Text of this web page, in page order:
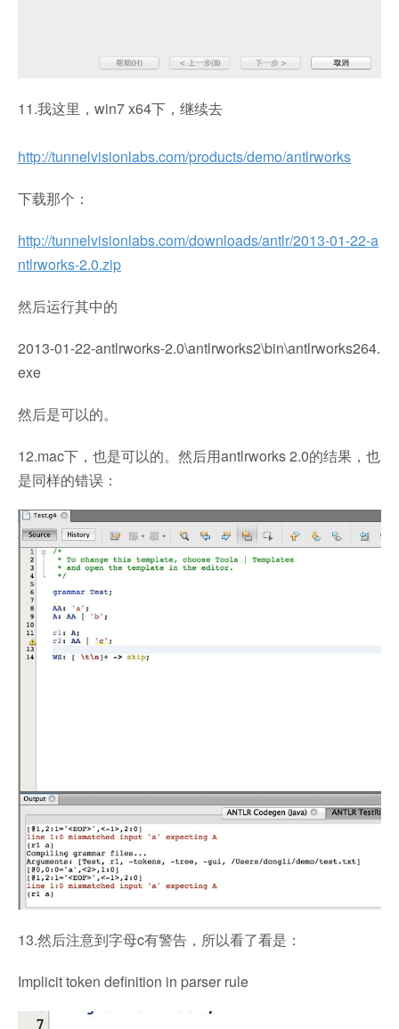
11.我这里，win7 x64下，继续去
http://tunnelvisionlabs.com/products/demo/antlrworks
下载那个：
http://tunnelvisionlabs.com/downloads/antlr/2013-01-22-a
ntlrworks-2.0.zip
然后运行其中的
2013-01-22-antlrworks-2.0\antlrworks2\bin\antlrworks264.
exe
然后是可以的。
12.mac下，也是可以的。然后用antlrworks 2.0的结果，也
是同样的错误：
13.然后注意到字母c有警告，所以看了看是：
Implicit token definition in parser rule